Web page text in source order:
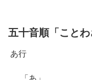
五十音順「ことわ
あ行
「あ」